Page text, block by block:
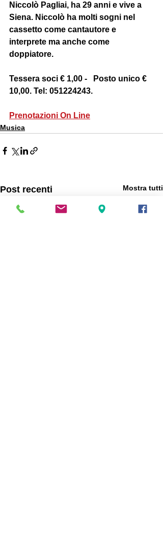
Niccolò Pagliai, ha 29 anni e vive a
Siena. Niccolò ha molti sogni nel
cassetto come cantautore e
interprete ma anche come
doppiatore.
Tessera soci € 1,00 -   Posto unico €
10,00. Tel: 051224243.
Prenotazioni On Line
Musica
Post recenti Mostra tutti